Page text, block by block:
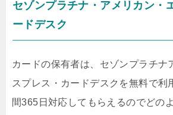
セゾンプラチナ・アメリカン・
ードデスク
カードの保有者は、セゾンプラチナ
スプレス・カードデスクを無料で利
間365日対応してもらえるのでどの